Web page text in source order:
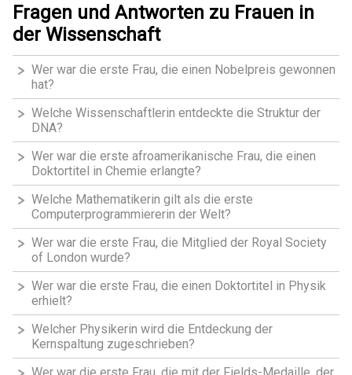
Fragen und Antworten zu Frauen in
der Wissenschaft
Wer war die erste Frau, die einen Nobelpreis gewonnen
hat?
Welche Wissenschaftlerin entdeckte die Struktur der
DNA?
Wer war die erste afroamerikanische Frau, die einen
Doktortitel in Chemie erlangte?
Welche Mathematikerin gilt als die erste
Computerprogrammiererin der Welt?
Wer war die erste Frau, die Mitglied der Royal Society
of London wurde?
Wer war die erste Frau, die einen Doktortitel in Physik
erhielt?
Welcher Physikerin wird die Entdeckung der
Kernspaltung zugeschrieben?
Wer war die erste Frau, die mit der Fields-Medaille, der